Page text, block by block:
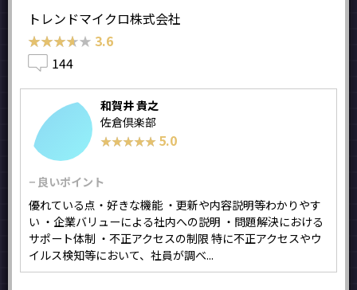
トレンドマイクロ株式会社
★★★★★
★★★★★ 3.6
144
和賀井 貴之
佐倉倶楽部
★★★★★
★★★★★ 5.0
− 良いポイント
優れている点・好きな機能 ・更新や内容説明等わかりやす
い ・企業バリューによる社内への説明 ・問題解決における
サポート体制 ・不正アクセスの制限 特に不正アクセスやウ
イルス検知等において、社員が調べ...